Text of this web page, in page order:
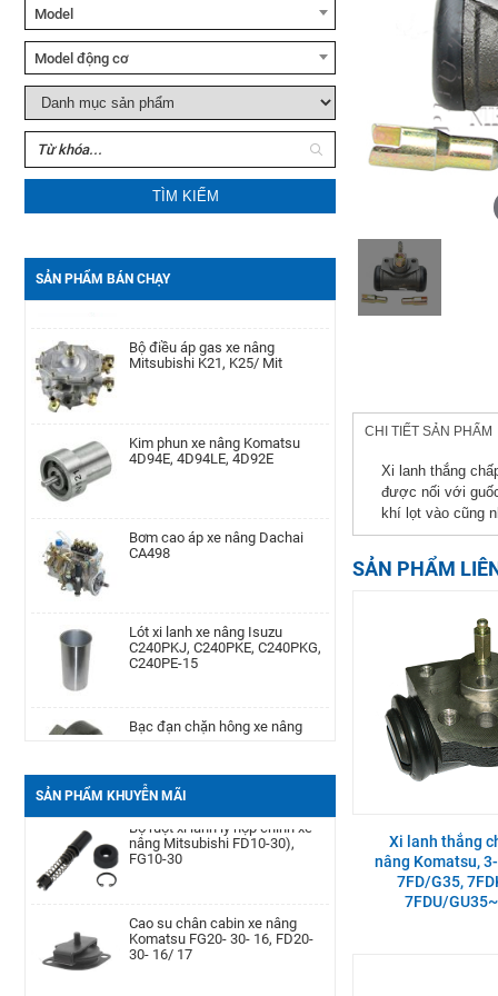
Model
Model động cơ
TÌM KIẾM
SẢN PHẨM BÁN CHẠY
Xe nâng tay Noblelift HPT20S
Mitsubishi K21, K25/ Mit
4D94E, 4D94LE, 4D92E
CA498
C240PKJ, C240PKE, C240PKG,
C240PE-15
Komatsu FD20-30| -12 -16,
100 * 40 * 1220
7 TEU FB30
SẢN PHẨM KHUYỄN MÃI
Bộ phớt xi lanh nghiêng xe nâng
TCM FD50-100Z8
Yanmar
4D92E/4TNE92/4D94E/4D94LE/4TNE94/4D98E/4TNE98/
Pít Tông xe nâng Toyota 1DZ-
Ⅱ/7-8FD(+0.25)
TCM 6BG1
Phớt may ơ bánh trước xe nâng
Komatsu Kom. FD20-
30/-11/-12/-14/-15/-16/-17,FG20-
Cảm biến lọc dầu xe nâng TCM
TD27, QD32
Bình dầu thắng xe nâng TCM
FD20-30Z5, FD10-18T12, FG10-
nâng Mitsubishi FD10-30),
FG10-30
Komatsu FG20- 30- 16, FD20-
30- 16/ 17
CHI TIẾT SẢN PHẨM
Xi lanh thắng
được nối với
khí lọt vào cũng
SẢN PHẨM
Xi lanh thắng
nâng Komatsu,
7FD/G35,
7FDU/